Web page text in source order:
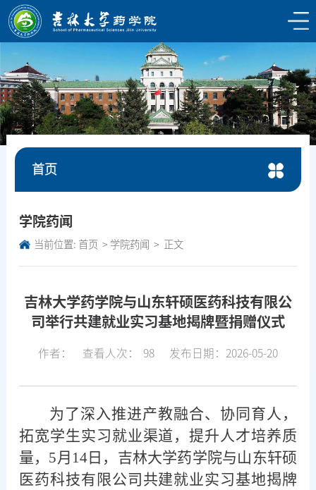
首页
学院药闻
当前位置: 首页 学院药闻 正文
吉林大学药学院与山东轩硕医药科技有限公
司举行共建就业实习基地揭牌暨捐赠仪式
作者： 查看人次： 98 发布日期：2026-05-20
为了深入推进产教融合、协同育人，
拓宽学生实习就业渠道，提升人才培养质
量， 5月14日，吉林大学药学院与山东轩硕
医药科技有限公司 共建就业实习基地揭牌